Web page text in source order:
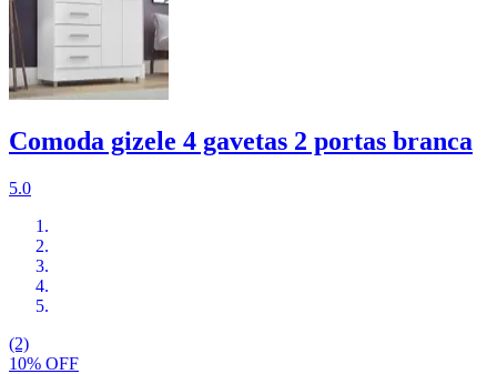
Comoda gizele 4 gavetas 2 portas branca
5.0
(2)
10% OFF